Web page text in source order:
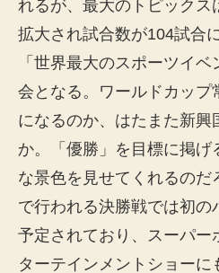
れるが、最大のトピックス
拡大され試合数が104試合
「世界最大のスポーツイ
会となる。ワールドカップ
になるのか、はたまた新興
か。「優勝」を目標に掲げ
な景色を見せてくれるのだ
で行われる決勝戦では初の
予定されており、スーパー
ターテインメントショーに